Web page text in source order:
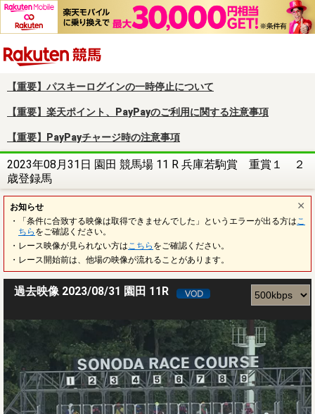
【重要】パスキーログインの一時停止について
【重要】楽天ポイント、PayPayのご利用に関する注意事項
【重要】PayPayチャージ時の注意事項
2023年08月31日 園田 競馬場 11 R 兵庫若駒賞 重賞１ ２
歳登録馬
お知らせ
・「条件に合致する映像は取得できませんでした」というエラーが出る方は こ
ちら をご確認ください。
・レース映像が見られない方は こちら をご確認ください。
・レース開始前は、他場の映像が流れることがあります。
過去映像 2023/08/31 園田 11R